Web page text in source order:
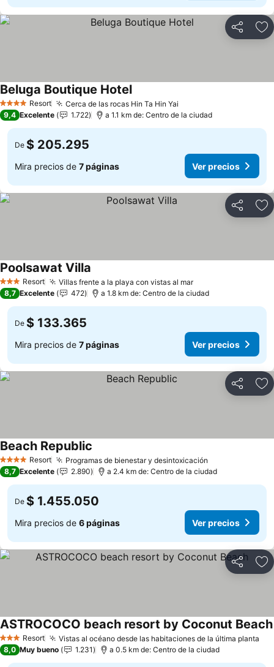
Compartir
4 EstrellasResort Cerca de las rocas Hin Ta Hin Yai
Beluga Boutique Hotel
9,4 Excelente 1.722 a 1.1 km de: Centro de la ciudad
De $ 205.295
Mira precios de 7 páginas Ver precios
Compartir
3 EstrellasResort Villas frente a la playa con vistas al mar
Poolsawat Villa
8,7 Excelente 472 a 1.8 km de: Centro de la ciudad
De $ 133.365
Mira precios de 7 páginas Ver precios
Compartir
4 EstrellasResort Programas de bienestar y desintoxicación
Beach Republic
8,7 Excelente 2.890 a 2.4 km de: Centro de la ciudad
De $ 1.455.050
Mira precios de 6 páginas Ver precios
Compartir
3 EstrellasResort Vistas al océano desde las habitaciones de la última planta
ASTROCOCO beach resort by Coconut Beach
8,0 Muy bueno 1.231 a 0.5 km de: Centro de la ciudad